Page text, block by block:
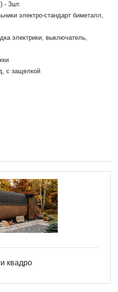
- 3шт.
электро-стандарт биметалл,
электрики, выключатель,
с защелкой
квадро